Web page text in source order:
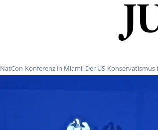
NatCon-Konferenz in Miami: Der US-